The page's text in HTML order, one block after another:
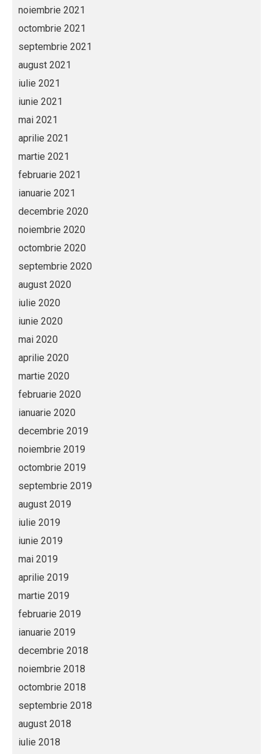
noiembrie 2021
octombrie 2021
septembrie 2021
august 2021
iulie 2021
iunie 2021
mai 2021
aprilie 2021
martie 2021
februarie 2021
ianuarie 2021
decembrie 2020
noiembrie 2020
octombrie 2020
septembrie 2020
august 2020
iulie 2020
iunie 2020
mai 2020
aprilie 2020
martie 2020
februarie 2020
ianuarie 2020
decembrie 2019
noiembrie 2019
octombrie 2019
septembrie 2019
august 2019
iulie 2019
iunie 2019
mai 2019
aprilie 2019
martie 2019
februarie 2019
ianuarie 2019
decembrie 2018
noiembrie 2018
octombrie 2018
septembrie 2018
august 2018
iulie 2018